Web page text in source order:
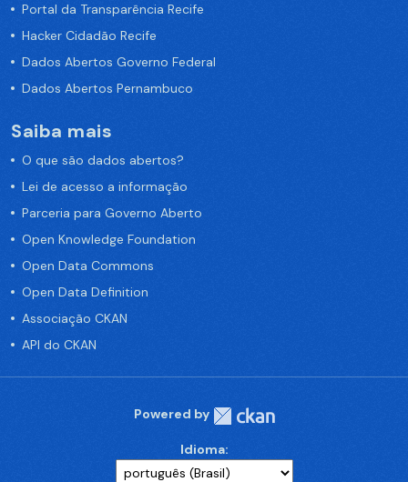
Portal da Transparência Recife
Hacker Cidadão Recife
Dados Abertos Governo Federal
Dados Abertos Pernambuco
Saiba mais
O que são dados abertos?
Lei de acesso a informação
Parceria para Governo Aberto
Open Knowledge Foundation
Open Data Commons
Open Data Definition
Associação CKAN
API do CKAN
Powered by
Idioma